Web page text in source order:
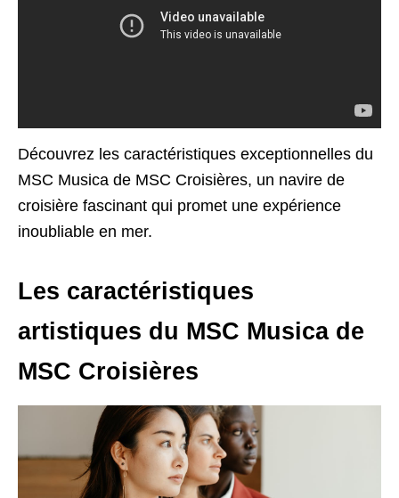
Découvrez les caractéristiques exceptionnelles du
MSC Musica de MSC Croisières, un navire de
croisière fascinant qui promet une expérience
inoubliable en mer.
Les caractéristiques
artistiques du MSC Musica de
MSC Croisières